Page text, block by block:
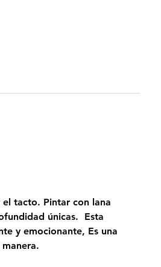
tacto. Pintar con lana
únicas.  Esta
y emocionante, Es una